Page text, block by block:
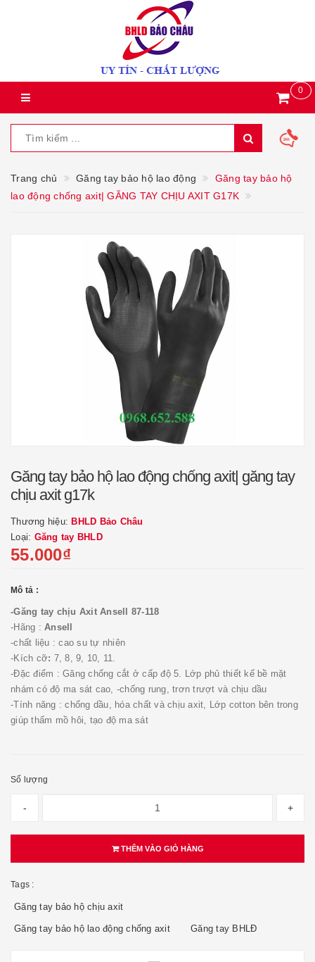
0
Trang chủ Găng tay bảo hộ lao động
Găng tay bảo hộ
lao động chống axit| GĂNG TAY CHỊU AXIT G17K
Găng tay bảo hộ lao động chống axit| găng tay
chịu axit g17k
Thương hiệu: BHLD Bảo Châu
Loại: Găng tay BHLD
55.000₫
Mô tả :
-Găng tay chịu Axit Ansell 87-118
-Hãng : Ansell
-chất liệu : cao su tự nhiên
-Kích cỡ: 7, 8, 9, 10, 11.
-Đặc điểm : Găng chống cắt ở cấp độ 5. Lớp phủ thiết kế bề mặt
nhám có độ ma sát cao, -chống rung, trơn trượt và chịu dầu
-Tính năng : chống dầu, hóa chất và chịu axit, Lớp cotton bên trong
giúp thấm mồ hôi, tạo độ ma sát
Số lượng
- +
THÊM VÀO GIỎ HÀNG
Tags :
Găng tay bảo hộ chịu axit
Găng tay bảo hộ lao động chống axit Găng tay BHLĐ